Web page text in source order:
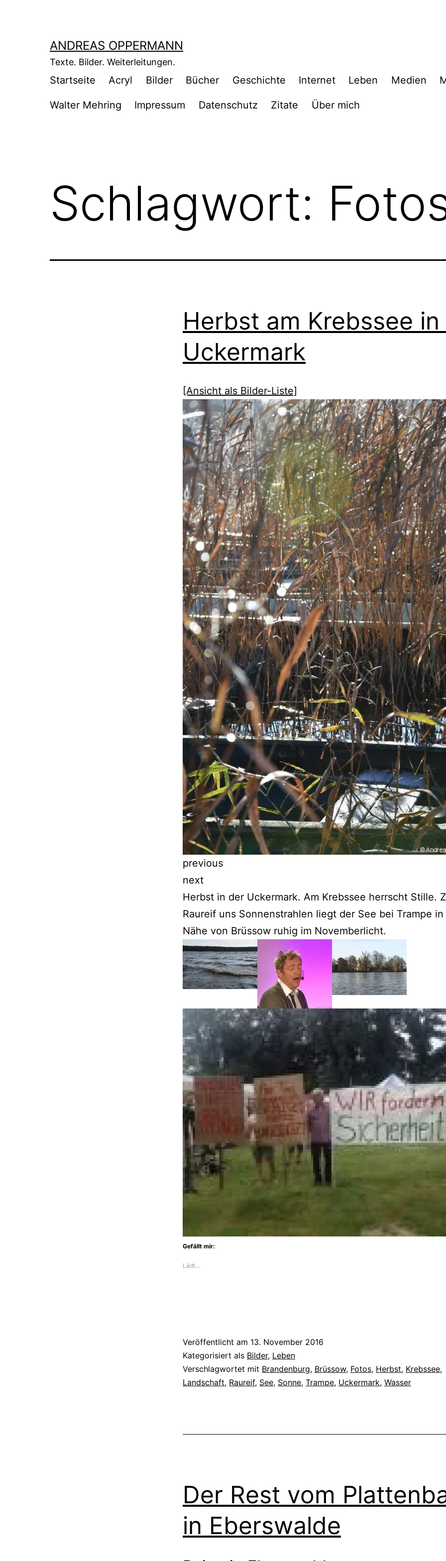
ANDREAS OPPERMANN
Texte. Bilder. Weiterleitungen.
Startseite Acryl Bilder Bücher Geschichte Internet Leben Medien
Walter Mehring Impressum Datenschutz Zitate Über mich
Schlagwort:
Herbst am Krebssee
Uckermark
[Ansicht als Bilder-Liste]
previous
next
Herbst in der Uckermark. Am Krebssee herrscht Stille.
Raureif uns Sonnenstrahlen liegt der See bei Trampe
Nähe von Brüssow ruhig im Novemberlicht.
Gefällt mir:
Lädt…
Veröffentlicht am 13. November 2016
Kategorisiert als Bilder, Leben
Verschlagwortet mit Brandenburg, Brüssow, Fotos, Herbst, Krebssee,
Landschaft, Raureif, See, Sonne, Trampe, Uckermark, Wasser
Der Rest vom
in Eberswalde